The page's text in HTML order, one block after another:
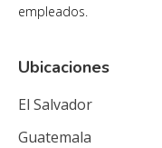
empleados.
Ubicaciones
El Salvador
Guatemala